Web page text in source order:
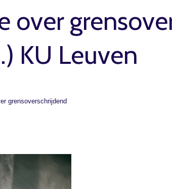
over
KU Leuven
grensoverschrijdend